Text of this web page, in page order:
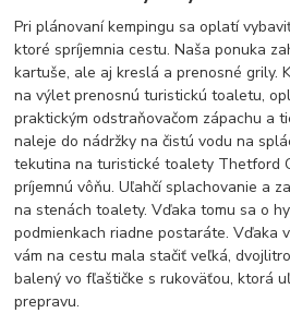
Pri plánovaní kempingu sa oplatí
ktoré spríjemnia cestu. Naša ponuka
kartuše, ale aj kreslá a prenosné grily.
na výlet prenosnú turistickú toaletu,
praktickým odstraňovačom zápachu a
naleje do nádržky na čistú vodu na
tekutina na turistické toalety Thetford
príjemnú vôňu. Uľahčí splachovanie a
na stenách toalety. Vďaka tomu sa o
podmienkach riadne postaráte. Vďaka
vám na cestu mala stačiť veľká,
balený vo fľaštičke s rukoväťou, ktorá
prepravu.